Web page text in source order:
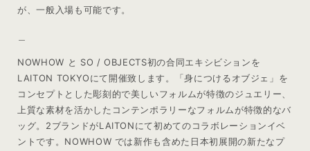
が、一般入場も可能です。
NOWHOW と SO / OBJECTS初の合同エキシビションを
LAITON TOKYOにて開催致します。「身につけるオブジェ」を
コンセプトとした彫刻的で美しいフォルムが特徴のジュエリー、
上質な素材を活かしたコンテンポラリーなフォルムが特徴的なバ
ッグ。2ブランドがLAITONにて初めてのコラボレーションイベ
ントです。NOWHOW では新作も含めた日本初展開の新たなプ